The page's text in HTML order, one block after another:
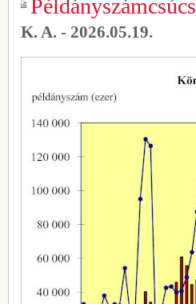
K. A. - 2026.05.19.